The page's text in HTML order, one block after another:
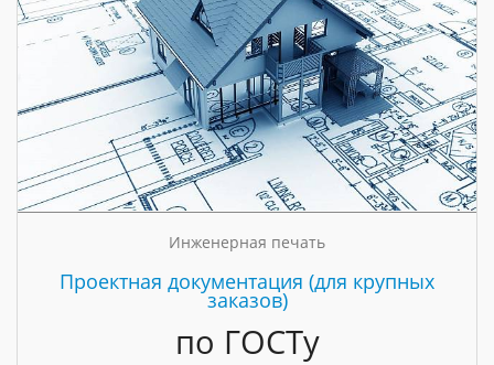
Инженерная печать
Проектная документация (для крупных
заказов)
по ГОСТу